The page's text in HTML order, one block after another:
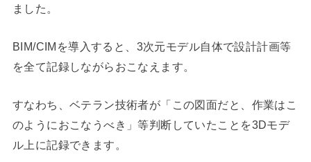
ました。
BIM/CIMを導入すると、3次元モデル自体で設計計画等
を全て記録しながらおこなえます。
すなわち、ベテラン技術者が「この図面だと、作業はこ
のようにおこなうべき」等判断していたことを3Dモデ
ル上に記録できます。